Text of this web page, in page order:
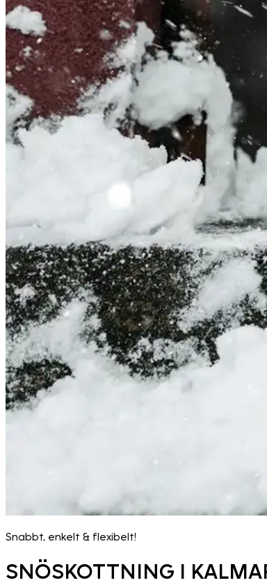
Snabbt, enkelt & flexibelt!
SNÖSKOTTNING I